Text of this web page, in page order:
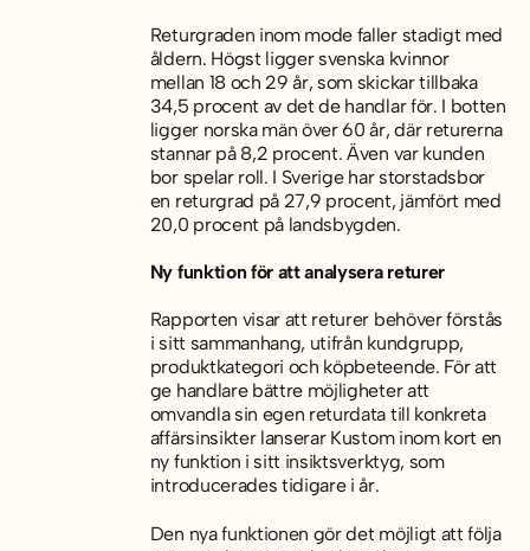
Returgraden inom mode faller stadigt med
åldern. Högst ligger svenska kvinnor
mellan 18 och 29 år, som skickar tillbaka
34,5 procent av det de handlar för. I botten
ligger norska män över 60 år, där returerna
stannar på 8,2 procent. Även var kunden
bor spelar roll. I Sverige har storstadsbor
en returgrad på 27,9 procent, jämfört med
20,0 procent på landsbygden.
Ny funktion för att analysera returer
Rapporten visar att returer behöver förstås
i sitt sammanhang, utifrån kundgrupp,
produktkategori och köpbeteende. För att
ge handlare bättre möjligheter att
omvandla sin egen returdata till konkreta
affärsinsikter lanserar Kustom inom kort en
ny funktion i sitt insiktsverktyg, som
introducerades tidigare i år.
Den nya funktionen gör det möjligt att följa